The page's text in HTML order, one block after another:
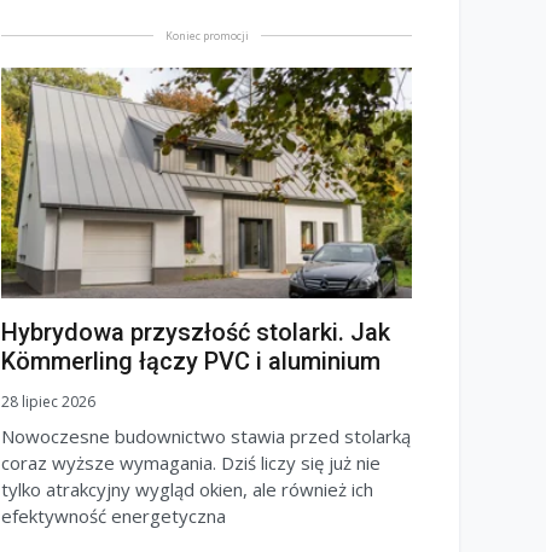
Koniec promocji
Hybrydowa przyszłość stolarki. Jak
Kömmerling łączy PVC i aluminium
28 lipiec 2026
Nowoczesne budownictwo stawia przed stolarką
coraz wyższe wymagania. Dziś liczy się już nie
tylko atrakcyjny wygląd okien, ale również ich
efektywność energetyczna